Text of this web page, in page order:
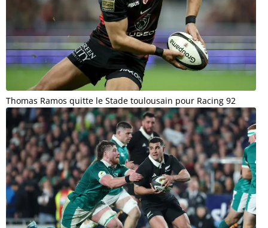
Thomas Ramos quitte le Stade toulousain pour Racing 92